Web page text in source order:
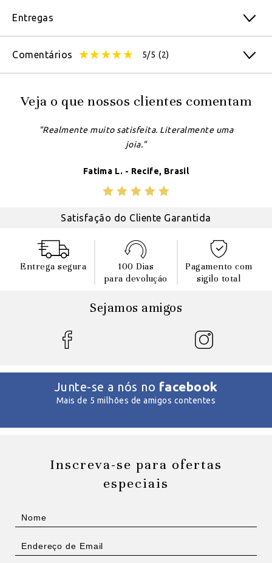
Entregas
Comentários 5/5 (2)
Veja o que nossos clientes comentam
"Realmente muito satisfeita. Literalmente uma
joia."
Fatima L. - Recife, Brasil
Satisfação do Cliente Garantida
Entrega segura
100 Dias
para devoluçáo
Pagamento com
sigilo total
Sejamos amigos
Junte-se a nós no facebook
Mais de 5 milhões de amigos contentes
Inscreva-se para ofertas
especiais